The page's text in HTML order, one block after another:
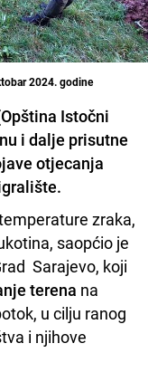
2024. godine
Istočni
i dalje prisutne
otjecanja
zraka,
saopćio je
Sarajevo, koji
terena na
u cilju ranog
i njihove